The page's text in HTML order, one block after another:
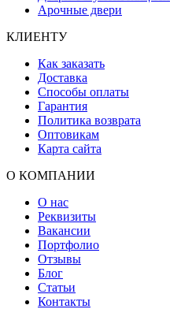
Арочные двери
КЛИЕНТУ
Как заказать
Доставка
Способы оплаты
Гарантия
Политика возврата
Оптовикам
Карта сайта
О КОМПАНИИ
О нас
Реквизиты
Вакансии
Портфолио
Отзывы
Блог
Статьи
Контакты